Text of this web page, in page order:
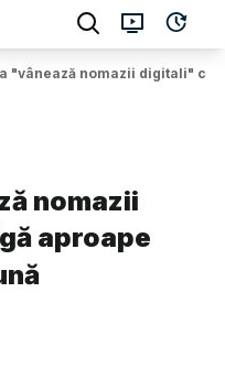
"vânează nomazii digitali"
nomazii
aproape